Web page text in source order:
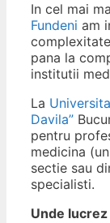
In cel mai
Fundeni am
pana la
institutii
La
Davila”
pentru
medicina
sectie sau
specialisti.
Unde